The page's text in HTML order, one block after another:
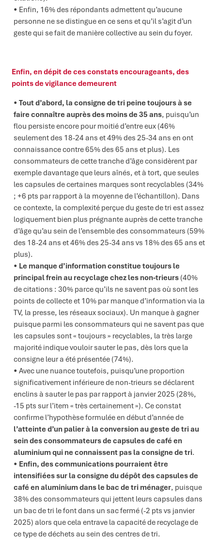
Enfin, 16% des répondants admettent qu’aucune
personne ne se distingue en ce sens et qu’il s’agit d’un
geste qui se fait de manière collective au sein du foyer.
Enfin, en dépit de ces constats encourageants, des
points de vigilance demeurent
Tout d’abord, la consigne de tri peine toujours à se
faire connaître auprès des moins de 35 ans, puisqu’un
flou persiste encore pour moitié d’entre eux (46%
seulement des 18-24 ans et 49% des 25-34 ans en ont
connaissance contre 65% des 65 ans et plus). Les
consommateurs de cette tranche d’âge considèrent par
exemple davantage que leurs aînés, et à tort, que seules
les capsules de certaines marques sont recyclables (34%
; +6 pts par rapport à la moyenne de l’échantillon). Dans
ce contexte, la complexité perçue du geste de tri est assez
logiquement bien plus prégnante auprès de cette tranche
d’âge qu’au sein de l’ensemble des consommateurs (59%
des 18-24 ans et 46% des 25-34 ans vs 18% des 65 ans et
plus).
Le manque d’information constitue toujours le
principal frein au recyclage chez les non-trieurs (40%
de citations : 30% parce qu’ils ne savent pas où sont les
points de collecte et 10% par manque d’information via la
TV, la presse, les réseaux sociaux). Un manque à gagner
puisque parmi les consommateurs qui ne savent pas que
les capsules sont « toujours » recyclables, la très large
majorité indique vouloir sauter le pas, dès lors que la
consigne leur a été présentée (74%).
Avec une nuance toutefois, puisqu’une proportion
significativement inférieure de non-trieurs se déclarent
enclins à sauter le pas par rapport à janvier 2025 (28%,
-15 pts sur l’item « très certainement »). Ce constat
confirme l’hypothèse formulée en début d’année de
l’atteinte d’un palier à la conversion au geste de tri au
sein des consommateurs de capsules de café en
aluminium qui ne connaissent pas la consigne de tri.
Enfin, des communications pourraient être
intensifiées sur la consigne du dépôt des capsules de
café en aluminium dans le bac de tri ménager, puisque
38% des consommateurs qui jettent leurs capsules dans
un bac de tri le font dans un sac fermé (-2 pts vs janvier
2025) alors que cela entrave la capacité de recyclage de
ce type de déchets au sein des centres de tri.